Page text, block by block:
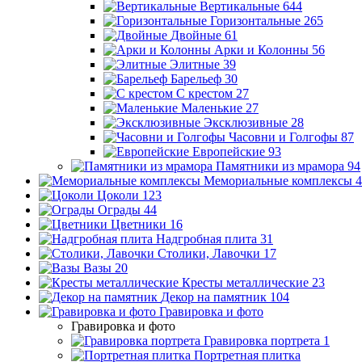
Вертикальные 644
Горизонтальные 265
Двойные 61
Арки и Колонны 56
Элитные 39
Барельеф 30
С крестом 27
Маленькие 27
Эксклюзивные 28
Часовни и Голгофы 87
Европейские 93
Памятники из мрамора 94
Мемориальные комплексы
Цоколи 123
Ограды 44
Цветники 16
Надгробная плита 31
Столики, Лавочки 17
Вазы 20
Кресты металлические 23
Декор на памятник 104
Гравировка и фото
Гравировка и фото
Гравировка портрета 1
Портретная плитка